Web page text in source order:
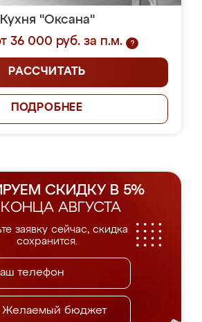
Кухня "Оксана"
36 000 руб. за п.м.
?
РАССЧИТАТЬ
ПОДРОБНЕЕ
СКИДКУ В 5%
АВГУСТА
заявку сейчас, скидка
сохранится.
Желаемый бюджет